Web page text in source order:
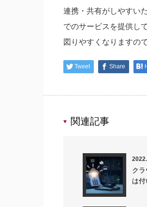
連携・共有がしやすい
でのサービスを提供し
図りやすくなりますの
Tweet Share
関連記事
ク
は付